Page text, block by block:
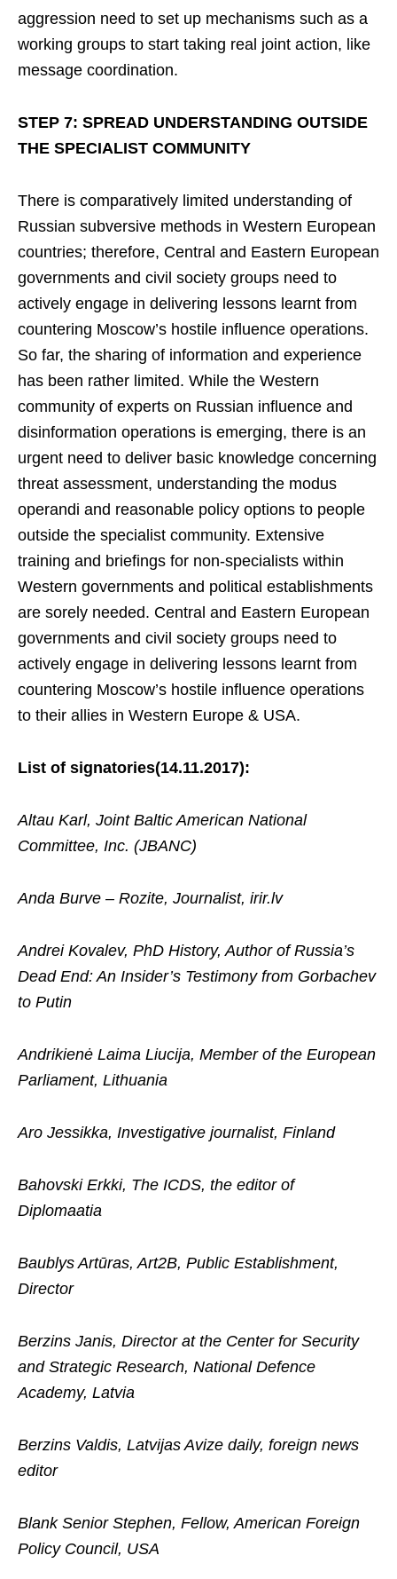
aggression need to set up mechanisms such as a
working groups to start taking real joint action, like
message coordination.
STEP 7: SPREAD UNDERSTANDING OUTSIDE
THE SPECIALIST COMMUNITY
There is comparatively limited understanding of
Russian subversive methods in Western European
countries; therefore, Central and Eastern European
governments and civil society groups need to
actively engage in delivering lessons learnt from
countering Moscow’s hostile influence operations.
So far, the sharing of information and experience
has been rather limited. While the Western
community of experts on Russian influence and
disinformation operations is emerging, there is an
urgent need to deliver basic knowledge concerning
threat assessment, understanding the modus
operandi and reasonable policy options to people
outside the specialist community. Extensive
training and briefings for non-specialists within
Western governments and political establishments
are sorely needed. Central and Eastern European
governments and civil society groups need to
actively engage in delivering lessons learnt from
countering Moscow’s hostile influence operations
to their allies in Western Europe & USA.
List of signatories(14.11.2017):
Altau Karl, Joint Baltic American National
Committee, Inc. (JBANC)
Anda Burve – Rozite, Journalist, irir.lv
Andrei Kovalev, PhD History, Author of Russia’s
Dead End: An Insider’s Testimony from Gorbachev
to Putin
Andrikienė Laima Liucija, Member of the European
Parliament, Lithuania
Aro Jessikka, Investigative journalist, Finland
Bahovski Erkki, The ICDS, the editor of
Diplomaatia
Baublys Artūras, Art2B, Public Establishment,
Director
Berzins Janis, Director at the Center for Security
and Strategic Research, National Defence
Academy, Latvia
Berzins Valdis, Latvijas Avize daily, foreign news
editor
Blank Senior Stephen, Fellow, American Foreign
Policy Council, USA